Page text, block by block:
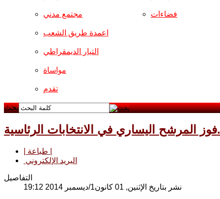
مجتمع مدني فضاءات
اعمدة طريق الشعب
التيار الديمقراطي
مواساة
تقدم
بحث
المرشح اليساري في الانتخابات الرئاسية
البريد الإلكتروني
التفاصيل
نشر بتاريخ الإثنين, 01 كانون1/ديسمبر 2014 19:12